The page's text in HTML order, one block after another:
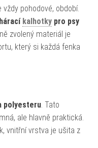
pohodové, období.
hárací kalhotky pro psy
zvolený materiál je
který si každá fenka
polyesteru. Tato
ale hlavně praktická.
vnitřní vrstva je ušita z